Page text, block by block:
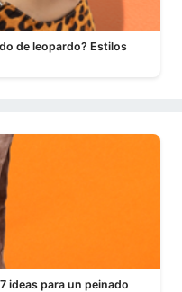
de leopardo? Estilos
ideas para un peinado